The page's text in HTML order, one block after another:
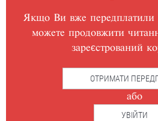
Якщо Ви вже передплатили
можете продовжити
зареєстрований
ОТРИМАТИ
або
УВІЙТИ